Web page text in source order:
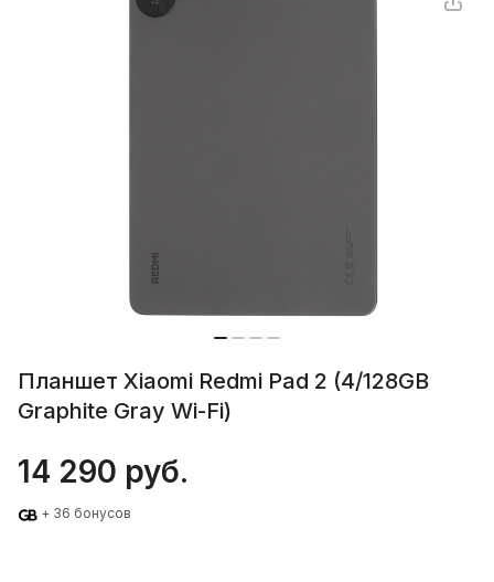
Планшет Xiaomi Redmi Pad 2 (4/128GB
Graphite Gray Wi-Fi)
14 290 руб.
+ 36 бонусов